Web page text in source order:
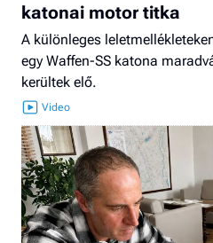
katonai motor titka
A különleges
egy Waffen-SS katona
kerültek elő.